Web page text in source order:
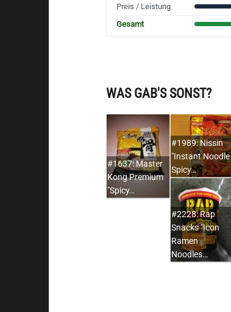
Preis / Leistung
Gesamt
WAS GAB'S SONST?
#1637: Master
Kong Premium
"Spicy…
#1989: Nissin
"Instant Noodle
Spicy…
#2228: Rap
Snacks "Icon
Ramen
Noodles…